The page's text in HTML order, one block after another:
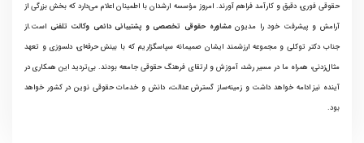
حقوقی فوری، دقیق و کارآمد فراهم آورند. امروز مؤسسه ارشدان با اطمینان اعلام می‌دارد که بخش بزرگی از
آرامش و پیشرفت خود را مدیونمشاوره حقوقی تخصصی و پشتیبانی دائمی وکالت تلفنی است.از
جناب دکتر توکلی و مجموعه ارزشمند ایشان صمیمانه سپاسگزاریم که با بینش حرفه‌ای، دلسوزی و تعهد
مثال‌زدنی، همراه ما در مسیر رشد، آموزش و ارتقای فرهنگ حقوقی جامعه بودند. بی‌تردید این همکاری در
آینده نیز ادامه خواهد داشت و زمینه‌ساز گسترش عدالت، دانش و خدمات حقوقی نوین در کشور خواهد
بود.